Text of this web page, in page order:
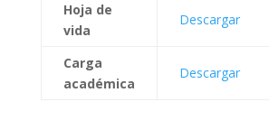
Hoja de
vida
Descargar
Carga
académica
Descargar